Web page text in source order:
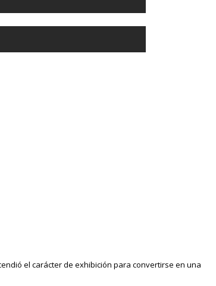
el carácter de exhibición para convertirse en una